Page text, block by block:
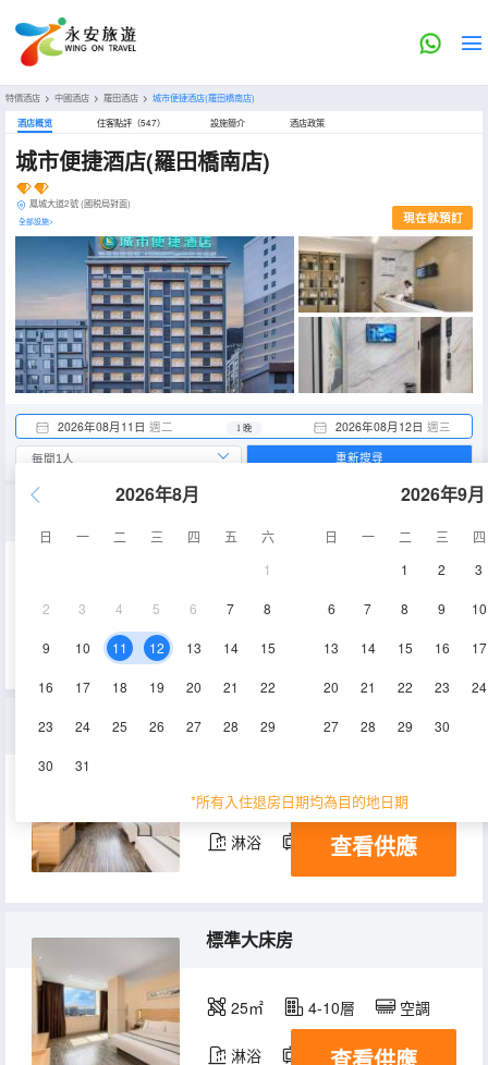
特價酒店 > 中國酒店 > 羅田酒店 > 城市便捷酒店(羅田橋南店)
酒店概览 住客點評（547） 設施簡介 酒店政策
城市便捷酒店(羅田橋南店)
鳳城大道2號 (國税局對面)
全部設施> 現在就預訂
2026年08月11日 週二 2026年08月12日 週三
1 晚
2026年8月
日 一 二 三 四 五
六
1
2 3 4 5 6 7 8
9 10 11 12 13 14 15
16 17 18 19 20 21 22
23 24 25 26 27 28 29
30 31
2026年9月
日 一 二 三
四
1
2 3
6 7 8 9 10
13 14 15 16 17
20 21 22 23 24
27 28 29 30
*所有入住退房日期均為目的地日期
重新搜尋
空調
高級雙床房
20-25㎡ 4-10層
淋浴 電視機
查看供應
標準大床房
25㎡ 4-10層 空調
淋浴 電視機